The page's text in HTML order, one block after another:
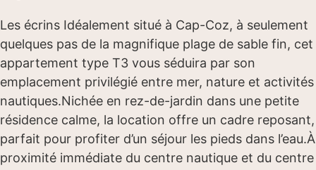
Les écrins Idéalement situé à Cap-Coz, à seulement
quelques pas de la magnifique plage de sable fin, cet
appartement type T3 vous séduira par son
emplacement privilégié entre mer, nature et activités
nautiques.Nichée en rez-de-jardin dans une petite
résidence calme, la location offre un cadre reposant,
parfait pour profiter d’un séjour les pieds dans l’eau.À
proximité immédiate du centre nautique et du centre